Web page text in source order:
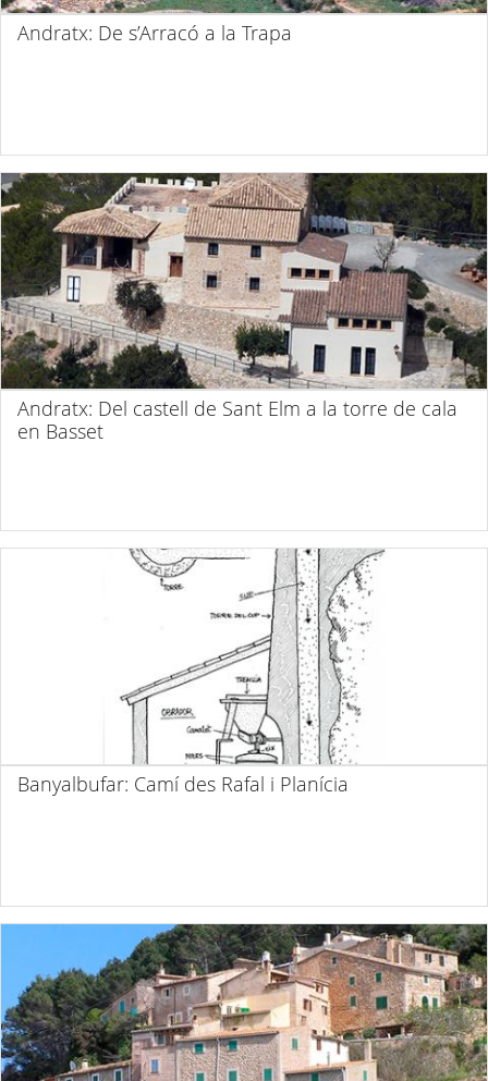
Andratx: De s’Arracó a la Trapa
Andratx: Del castell de Sant Elm a la torre de cala
en Basset
Banyalbufar: Camí des Rafal i Planícia